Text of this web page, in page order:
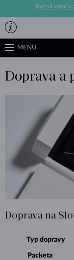
Ručná výroba
MENU
Doprava a
Doprava na
Typ dopravy
Packeta